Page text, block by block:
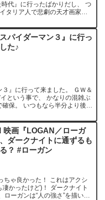
代』に行ったばかりだし、 つ
タリア人で悲劇の天才画家、
パイダーマン３』に行っ
た♪
』に行って来ました。 ＧＷ＆
という事で、 かなりの混雑ぶ
保。 いつもなら半分より後ろ
映画『LOGAN／ローガ
ダークナイトに通ずるも
？ #ローガン
ちゃ良かった！ これはアクシ
かったけど)！ ダークナイト
ローガンは“人の強さ”を描いて